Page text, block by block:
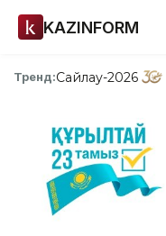
KAZINFORM
Тренд:Сайлау-2026